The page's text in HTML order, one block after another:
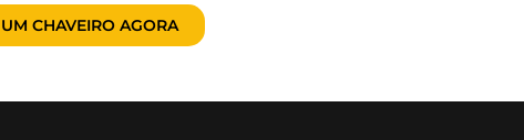
CHAVEIRO AGORA